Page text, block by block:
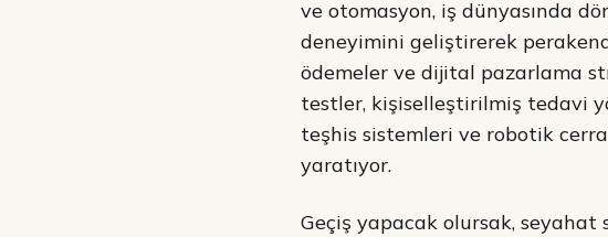
ve otomasyon, iş dünyasında
deneyimini geliştirerek
ödemeler ve dijital pazarlama
testler, kişiselleştirilmiş tedavi
teşhis sistemleri ve robotik
yaratıyor.
Geçiş yapacak olursak,